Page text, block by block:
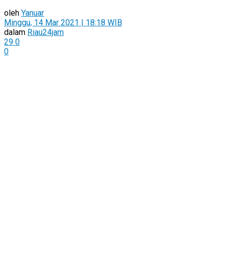
oleh Yanuar
Minggu, 14 Mar 2021 | 18:18 WIB
dalam Riau24jam
29 0
0